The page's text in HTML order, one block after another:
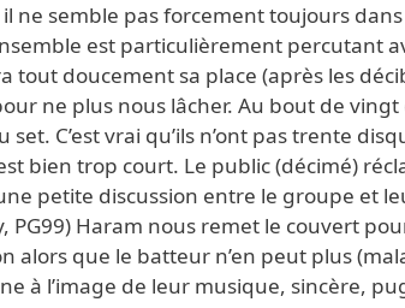
ne semble pas forcement toujours
est particulièrement percutant
tout doucement sa place (après les
ne plus nous lâcher. Au bout de vingt
set. C’est vrai qu’ils n’ont pas trente
bien trop court. Le public (décimé)
petite discussion entre le groupe et
PG99) Haram nous remet le couvert
alors que le batteur n’en peut plus
à l’image de leur musique, sincère,